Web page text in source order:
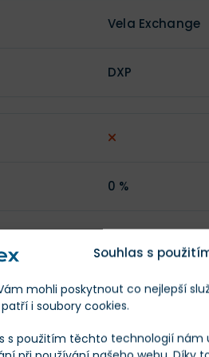
Souhlas s
mohli poskytnout co nejlepší
i soubory cookies.
s použitím těchto technologií nám
Vela Exchange
DXP
0 %
0